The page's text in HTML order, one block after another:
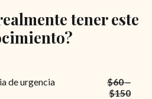
tener este
de urgencia
$60 –
$150